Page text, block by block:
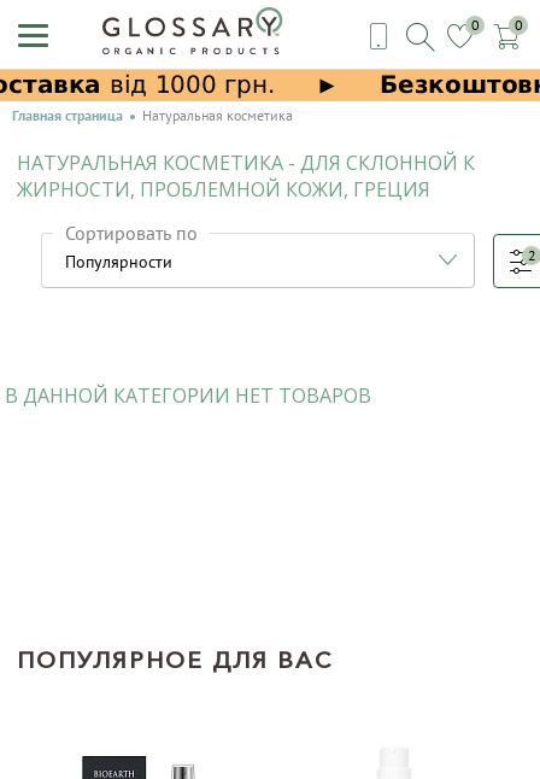
0 0
Главная страница Натуральная косметика
НАТУРАЛЬНАЯ КОСМЕТИКА - ДЛЯ СКЛОННОЙ К
ЖИРНОСТИ, ПРОБЛЕМНОЙ КОЖИ, ГРЕЦИЯ
Сортировать по
2
В ДАННОЙ КАТЕГОРИИ НЕТ ТОВАРОВ
ПОПУЛЯРНОЕ ДЛЯ ВАС